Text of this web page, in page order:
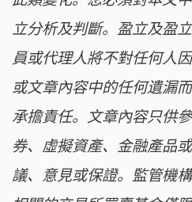
立分析及判斷。盈立及盈
員或代理人將不對任何人
或文章內容中的任何遺漏
承擔責任。文章內容只供
券、虛擬資產、金融產品
議、意見或保證。監管機